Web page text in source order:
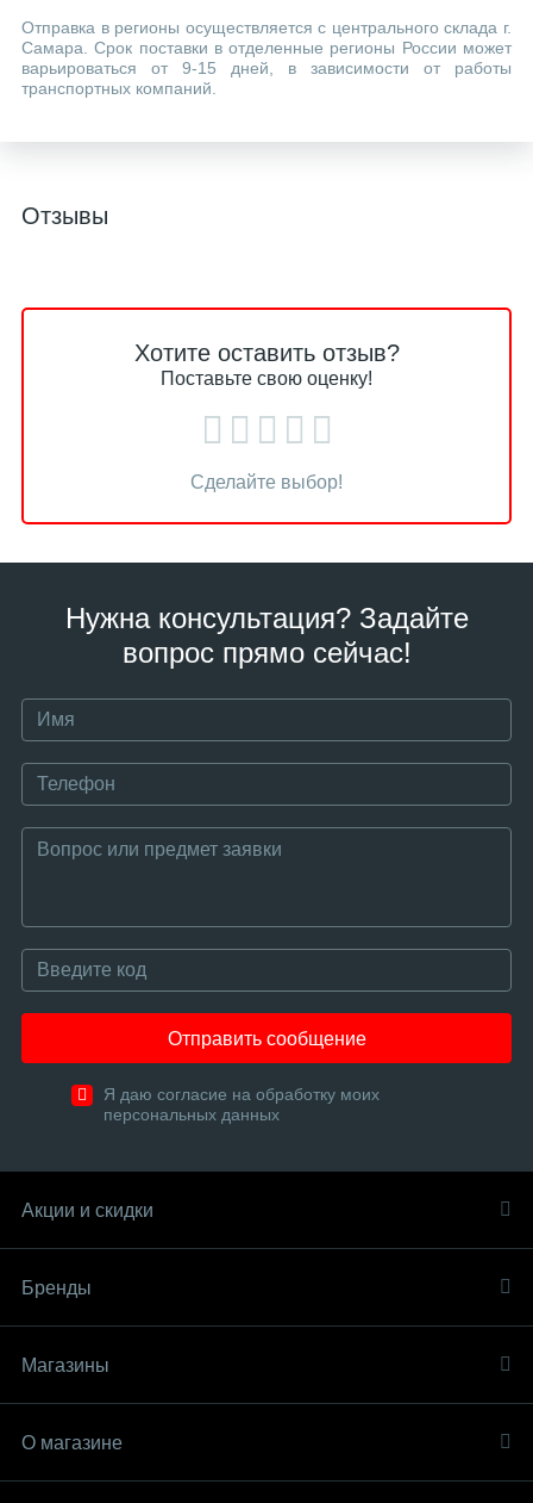
Отправка в регионы осуществляется с центрального склада г.
Самара. Срок поставки в отделенные регионы России может
варьироваться от 9-15 дней, в зависимости от работы
транспортных компаний.
Отзывы
Хотите оставить отзыв?
Поставьте свою оценку!
Сделайте выбор!
Нужна консультация? Задайте
вопрос прямо сейчас!
Отправить сообщение
Я даю согласие на обработку моих
персональных данных
Акции и скидки
Бренды
Магазины
О магазине